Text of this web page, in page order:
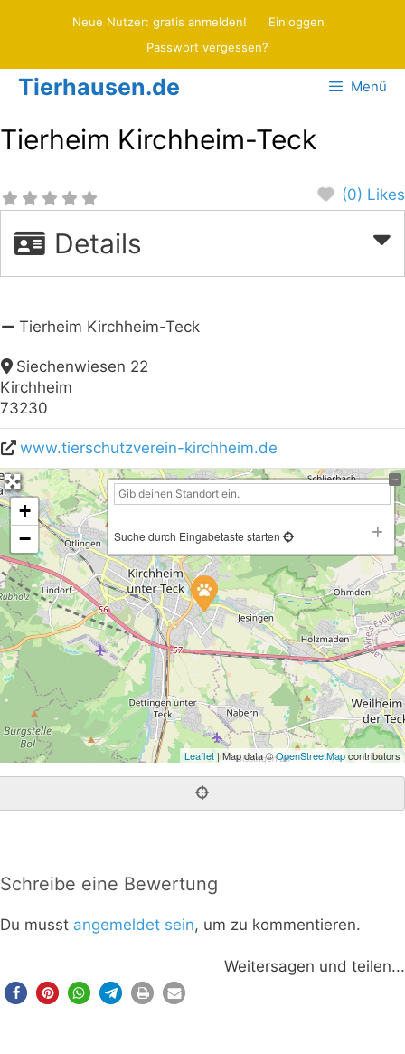
Neue Nutzer: gratis anmelden!
Einloggen
Passwort vergessen?
Tierhausen.de Menü
Tierheim Kirchheim-Teck
(0) Likes
Details
Tierheim Kirchheim-Teck
Siechenwiesen 22
Kirchheim
73230
www.tierschutzverein-kirchheim.de
+
−
Suche durch Eingabetaste starten
Leaflet| Map data ©OpenStreetMapcontributors
Schreibe eine Bewertung
Du musst angemeldet sein, um zu kommentieren.
Weitersagen und teilen...